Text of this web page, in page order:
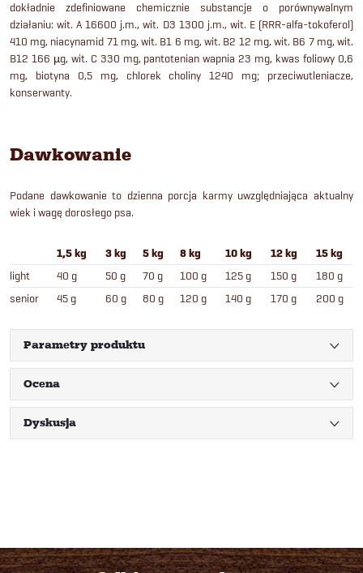
dokładnie zdefiniowane chemicznie substancje o porównywalnym
działaniu: wit. A 16600 j.m., wit. D3 1300 j.m., wit. E (RRR-alfa-tokoferol)
410 mg, niacynamid 71 mg, wit. B1 6 mg, wit. B2 12 mg, wit. B6 7 mg, wit.
B12 166 µg, wit. C 330 mg, pantotenian wapnia 23 mg, kwas foliowy 0,6
mg, biotyna 0,5 mg, chlorek choliny 1240 mg; przeciwutleniacze,
konserwanty.
Dawkowanie
Podane dawkowanie to dzienna porcja karmy uwzględniająca aktualny
wiek i wagę dorosłego psa.
1,5 kg 3 kg 5 kg 8 kg 10 kg 12 kg 15 kg
light 40 g 50 g 70 g 100 g 125 g 150 g
180 g
senior
45 g 60 g 80 g 120 g 140 g 170 g 200 g
Parametry produktu
Ocena
Dyskusja